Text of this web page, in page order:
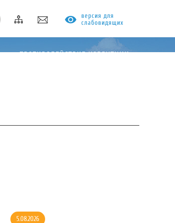
версия для
слабовидящих
ПРОТИВОДЕЙСТВИЕ КОРРУПЦИИ
5.08.2026